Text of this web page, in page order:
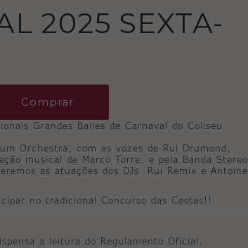
2025 SEXTA-
Comprar
Grandes Bailes de Carnaval do Coliseu
Orchestra, com as vozes de Rui Drumond,
musical de Marco Torre, e pela Banda Stereo
as atuações dos DJs Rui Remix e Antoine
no tradicional Concurso das Cestas!!
a leitura do Regulamento Oficial.